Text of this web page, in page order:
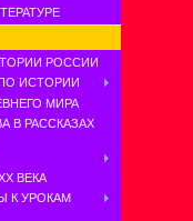
РОССИИ
ИСТОРИИ
МИРА
В РАССКАЗАХ
ВЕКА
К УРОКАМ